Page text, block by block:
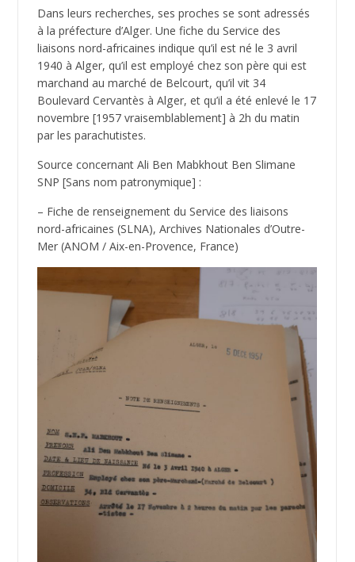
Dans leurs recherches, ses proches se sont adressés
à la préfecture d’Alger. Une fiche du Service des
liaisons nord-africaines indique qu’il est né le 3 avril
1940 à Alger, qu’il est employé chez son père qui est
marchand au marché de Belcourt, qu’il vit 34
Boulevard Cervantès à Alger, et qu’il a été enlevé le 17
novembre [1957 vraisemblablement] à 2h du matin
par les parachutistes.
Source concernant Ali Ben Mabkhout Ben Slimane
SNP [Sans nom patronymique] :
– Fiche de renseignement du Service des liaisons
nord-africaines (SLNA), Archives Nationales d’Outre-
Mer (ANOM / Aix-en-Provence, France)